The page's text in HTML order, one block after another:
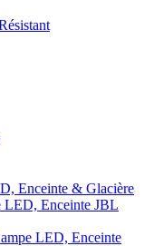
Enceinte & Glacière
LED, Enceinte JBL
LED, Enceinte